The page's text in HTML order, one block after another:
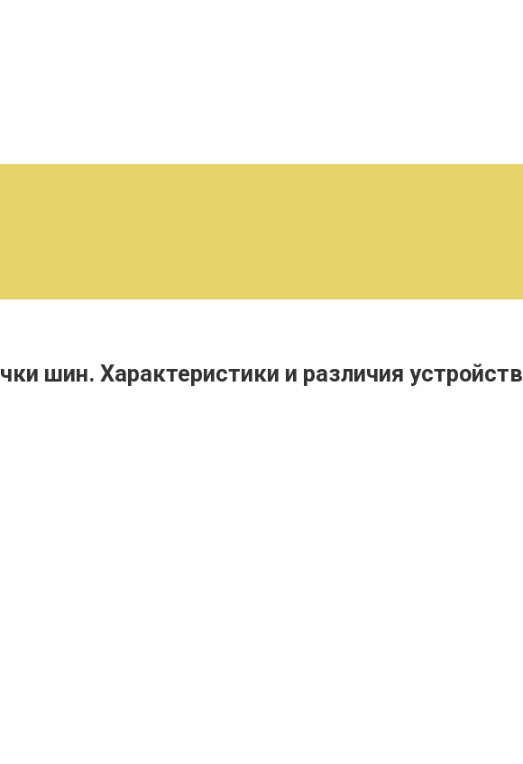
шин. Характеристики и различия устройств